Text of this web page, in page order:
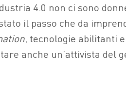
4.0 non ci sono
il passo che da
, tecnologie abilitanti e
anche un’attivista del